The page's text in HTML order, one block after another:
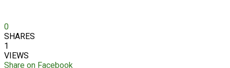
0
SHARES
1
VIEWS
Share on Facebook